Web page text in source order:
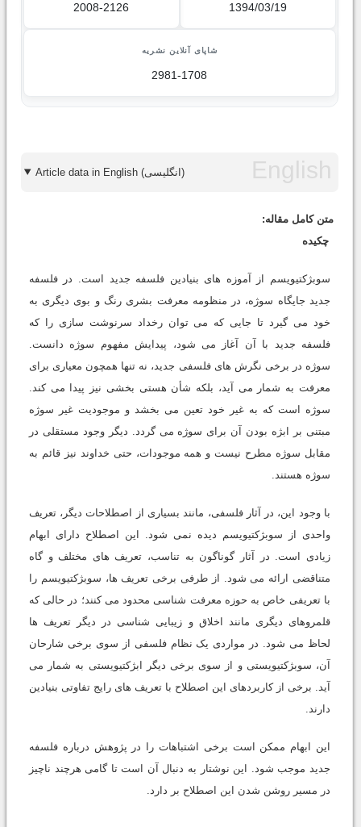
1394/03/19
2008-2126
شاپای آنلاین نشریه
2981-1708
Article data in English (انگلیسی)
متن کامل مقاله:
چکیده
سوبژکتیویسم از آموزه های بنیادین فلسفه جدید است. در فلسفه
جدید جایگاه سوژه، در منظومه معرفت بشری رنگ و بوی دیگری به
خود می گیرد تا جایی که می توان رخداد سرنوشت سازی را که
فلسفه جدید با آن آغاز می شود، پیدایش مفهوم سوژه دانست.
سوژه در برخی نگرش های فلسفی جدید، نه تنها همچون معیاری برای
معرفت به شمار می آید، بلکه شأن هستی بخشی نیز پیدا می کند.
سوژه است که به غیر خود تعین می بخشد و موجودیت غیر سوژه
مبتنی بر ابژه بودن آن برای سوژه می گردد. دیگر وجود مستقلی در
مقابل سوژه مطرح نیست و همه موجودات، حتی خداوند نیز قائم به
سوژه هستند.
با وجود این، در آثار فلسفی، مانند بسیاری از اصطلاحات دیگر، تعریف
واحدی از سوبژکتیویسم دیده نمی شود. این اصطلاح دارای ابهام
زیادی است. در آثار گوناگون به تناسب، تعریف های مختلف و گاه
متناقضی ارائه می شود. از طرفی برخی تعریف ها، سوبژکتیویسم را
با تعریفی خاص به حوزه معرفت شناسی محدود می کنند؛ در حالی که
قلمروهای دیگری مانند اخلاق و زیبایی شناسی در دیگر تعریف ها
لحاظ می شود. در مواردی یک نظام فلسفی از سوی برخی شارحان
آن، سوبژکتیویستی و از سوی برخی دیگر ابژکتیویستی به شمار می
آید. برخی از کاربردهای این اصطلاح با تعریف های رایج تفاوتی بنیادین
دارند.
این ابهام ممکن است برخی اشتباهات را در پژوهش درباره فلسفه
جدید موجب شود. این نوشتار به دنبال آن است تا گامی هرچند ناچیز
در مسیر روشن شدن این اصطلاح بر دارد.